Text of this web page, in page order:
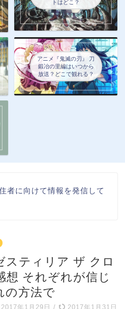
トはどこ？
アニメ『鬼滅の刃』 刀
鍛冶の里編はいつから
放送？どこで観れる？
者に向けて情報を発信して
スティリア ザ クロ
想 それぞれが信じ
の方法で
2017年1月29日 / 2017年1月31日